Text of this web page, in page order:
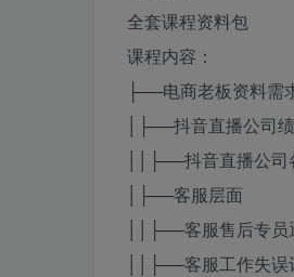
全套课程资料包
课程内容：
├──电商老板资料需
│├──抖音直播公司
││├──抖音直播公
│├──客服层面
││├──客服售后专
││├──客服工作失